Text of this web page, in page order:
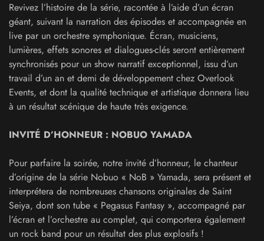
Revivez l’histoire de la série, racontée à l’aide d’un écran
géant, suivant la narration des épisodes et accompagnée en
live par un orchestre symphonique. Écran, musiciens,
lumières, effets sonores et dialogues-clés seront entièrement
synchronisés pour un show narratif exceptionnel, issu d’un
travail d’un an et demi de développement chez Overlook
Events, et dont la qualité technique et artistique donnera lieu
à un résultat scénique de haute très exigence.
INVITÉ D’HONNEUR : NOBUO YAMADA
Pour parfaire la soirée, notre invité d’honneur, le chanteur
d’origine de la série Nobuo « NoB » Yamada, sera présent et
interprétera de nombreuses chansons originales de Saint
Seiya, dont son tube « Pegasus Fantasy », accompagné par
l’écran et l’orchestre au complet, qui comportera également
un rock band pour un résultat des plus explosifs !